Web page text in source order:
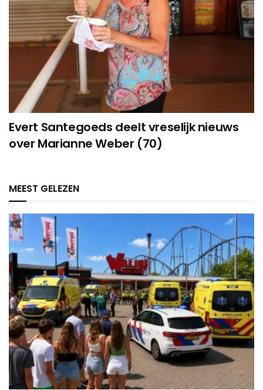
Evert Santegoeds deelt vreselijk nieuws
over Marianne Weber (70)
MEEST GELEZEN